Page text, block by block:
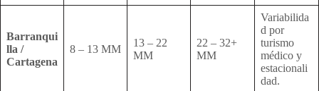
Barranqui
lla /
Cartagena
8 – 13 MM
13 – 22
MM
22 – 32+
MM
Variabilida
d por
turismo
médico y
estacionali
dad.